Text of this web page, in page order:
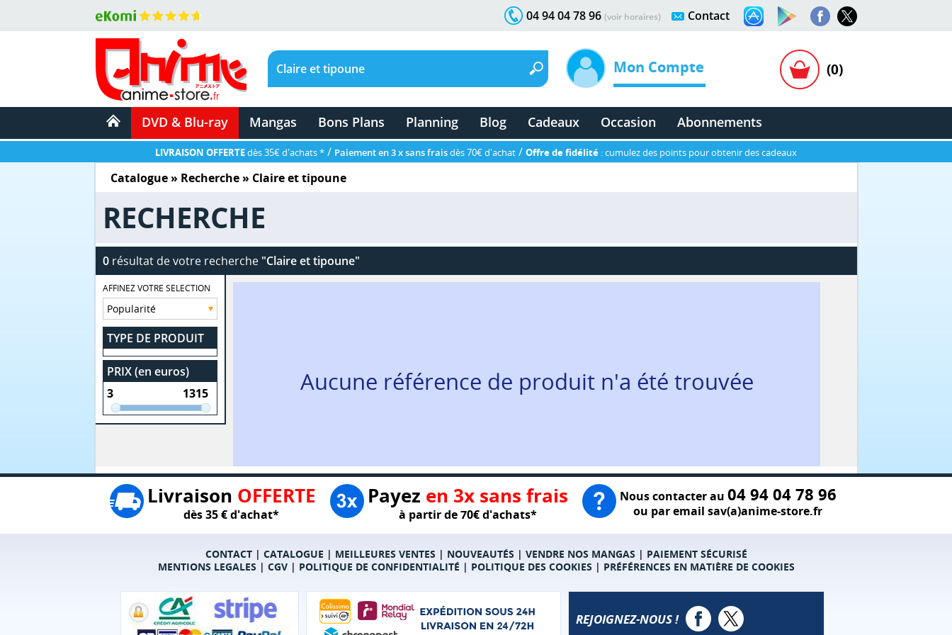
Contact
04 94 04 78 96 (voir horaires)
Mon Compte (0)
DVD & Blu-ray Mangas Bons Plans Planning Blog Cadeaux Occasion Abonnements
LIVRAISON OFFERTEdès 35€ d'achats * / Paiement en 3 x sans fraisdès 70€ d'achat / Offre de fidélité : cumulez des points pour obtenir des cadeaux
Catalogue» Recherche » Claire et tipoune
RECHERCHE
0résultat de votre recherche "Claire et tipoune"
AFFINEZ VOTRE SELECTION
TYPE DE PRODUIT
PRIX (en euros) Aucune référence de produit n'a été trouvée
Livraison OFFERTE
dès 35 € d'achat*
Payez en 3x sans frais
à partir de 70€ d'achats*
Nous contacter au 04 94 04 78 96
ou par email sav(a)anime-store.fr
CONTACT| CATALOGUE | MEILLEURES VENTES | NOUVEAUTÉS | VENDRE NOS MANGAS | PAIEMENT SÉCURISÉ
MENTIONS LEGALES | CGV| POLITIQUE DE CONFIDENTIALITÉ | POLITIQUE DES COOKIES | PRÉFÉRENCES EN MATIÈRE DE COOKIES
REJOIGNEZ-NOUS !